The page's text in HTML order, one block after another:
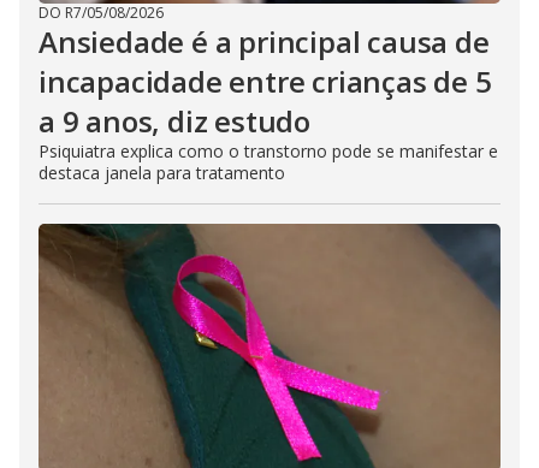
DO R7/05/08/2026
Ansiedade é a principal causa de
incapacidade entre crianças de 5
a 9 anos, diz estudo
Psiquiatra explica como o transtorno pode se manifestar e
destaca janela para tratamento